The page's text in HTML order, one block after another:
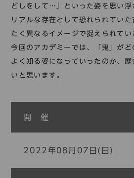
どしをして…」といった姿を思い浮
リアルな存在として恐れられていた
たく異なるイメージで捉えられてい
今回のアカデミーでは、「鬼」が
よく知る姿になっていったのか、
いと思います。
開 催
2022年08月07日(日)
読む・調べる
新着情報
お問い合わせ
日本語 English 中文簡体
標準 青
languages
日本語 English